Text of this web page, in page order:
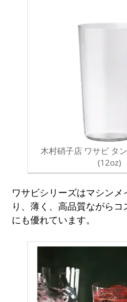
木村硝子店 ワサビ タ
(12oz)
ワサビシリーズはマシン
り、薄く、高品質ながら
にも優れています。